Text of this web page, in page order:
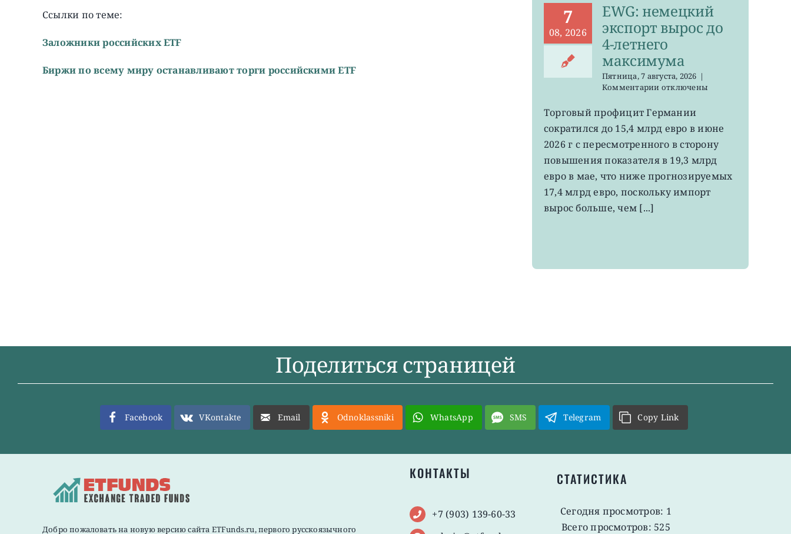
Ссылки по теме:
Заложники российских ETF
Биржи по всему миру останавливают торги российскими ETF
7
08, 2026
EWG: немецкий
экспорт вырос до
4-летнего
максимума
Пятница, 7 августа, 2026 |
Комментариик
EWG:
немецкий
экспорт
вырос
4-
летнего
отключены
Торговый профицит Германии
сократился до 15,4 млрд евро в июне
2026 г с пересмотренного в сторону
повышения показателя в 19,3 млрд
евро в мае, что ниже прогнозируемых
17,4 млрд евро, поскольку импорт
вырос больше, чем [...]
Поделиться страницей
Facebook VKontakte Email Odnoklassniki WhatsApp SMS Telegram Copy Link
Добро пожаловать на новую версию сайта ETFunds.ru, первого русскоязычного
КОНТАКТЫ
+7 (903) 139-60-33
СТАТИСТИКА
Сегодня просмотров: 1
Всего просмотров: 525